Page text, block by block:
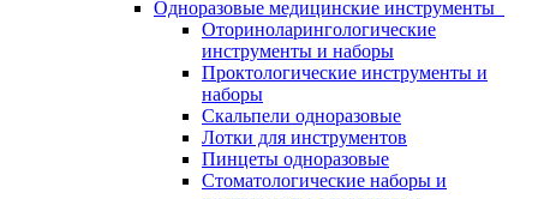
Одноразовые медицинские инструменты
Оториноларингологические
инструменты и наборы
Проктологические инструменты и
наборы
Скальпели одноразовые
Лотки для инструментов
Пинцеты одноразовые
Стоматологические наборы и